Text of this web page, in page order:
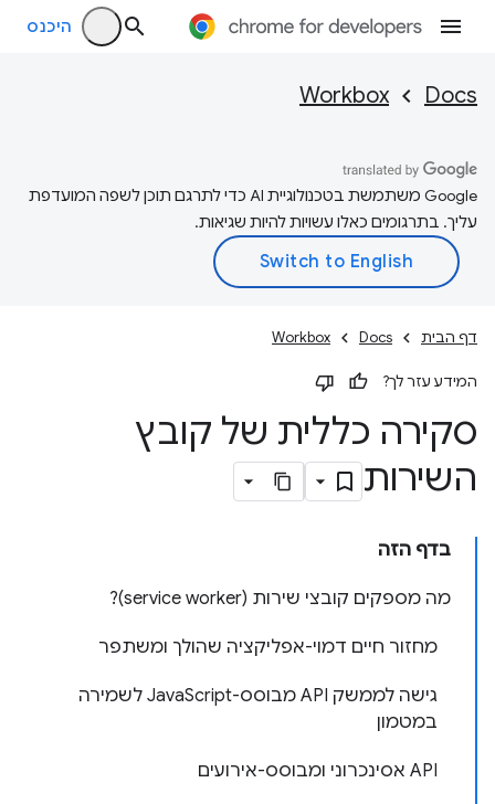
היכנס
Docs
Workbox
‫Google משתמשת בטכנולוגיית AI כדי לתרגם תוכן לשפה המועדפת
עליך. בתרגומים כאלו עשויות להיות שגיאות.
דף הבית Docs
Workbox
המידע עזר לך?
סקירה כללית של קובץ
השירות
בדף הזה
מה מספקים קובצי שירות (service worker)?
מחזור חיים דמוי-אפליקציה שהולך ומשתפר
גישה לממשק API מבוסס-JavaScript לשמירה
במטמון
API אסינכרוני ומבוסס-אירועים